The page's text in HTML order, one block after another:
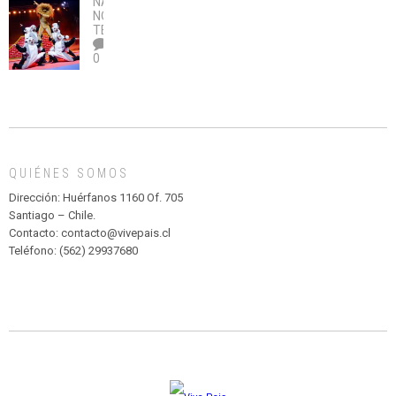
no
legalice
el
abuso”
OBRA
DE
TEATRO
Y
MADAGASCAR
PARQUE
HURATDO
NOTICIAS
TEATRO
0
QUIÉNES SOMOS
Dirección: Huérfanos 1160 Of. 705
Santiago – Chile.
Contacto: contacto@vivepais.cl
Teléfono: (562) 29937680